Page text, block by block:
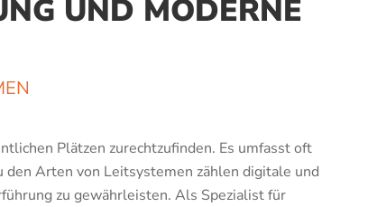
UND MODERNE
Plätzen zurechtzufinden. Es umfasst oft
Arten von Leitsystemen zählen digitale und
zu gewährleisten. Als Spezialist für